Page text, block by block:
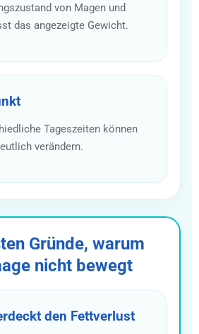
von Magen und
das angezeigte Gewicht.
Tageszeiten können
verändern.
Gründe, warum
nicht bewegt
den Fettverlust